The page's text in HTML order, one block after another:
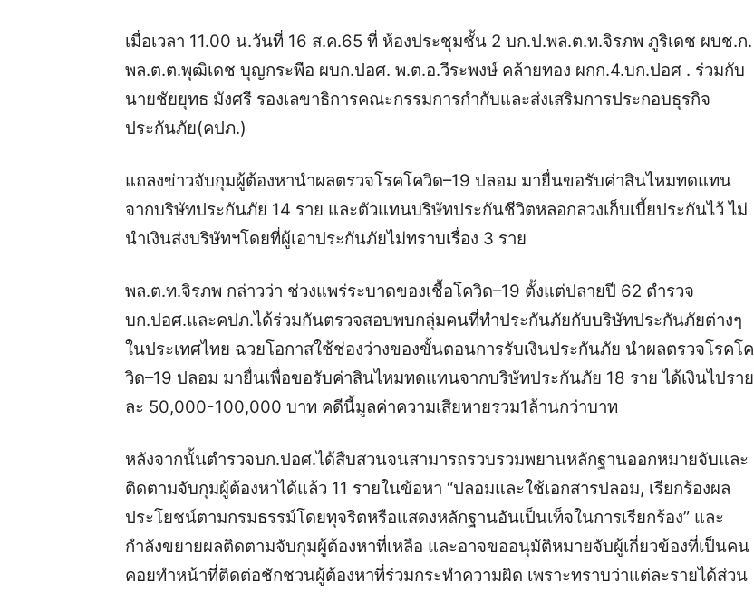
เมื่อเวลา 11.00 น.วันที่ 16 ส.ค.65 ที่ ห้องประชุมชั้น 2 บก.ป.พล.ต.ท.จิรภพ ภูริเดช ผบช.ก.
พล.ต.ต.พุฒิเดช บุญกระพือ ผบก.ปอศ. พ.ต.อ.วีระพงษ์ คล้ายทอง ผกก.4.บก.ปอศ . ร่วมกับ
นายชัยยุทธ มังศรี รองเลขาธิการคณะกรรมการกำกับและส่งเสริมการประกอบธุรกิจ
ประกันภัย(คปภ.)
แถลงข่าวจับกุมผู้ต้องหานำผลตรวจโรคโควิด–19 ปลอม มายื่นขอรับค่าสินไหมทดแทน
จากบริษัทประกันภัย 14 ราย และตัวแทนบริษัทประกันชีวิตหลอกลวงเก็บเบี้ยประกันไว้ ไม่
นำเงินส่งบริษัทฯโดยที่ผู้เอาประกันภัยไม่ทราบเรื่อง 3 ราย
พล.ต.ท.จิรภพ กล่าวว่า ช่วงแพร่ระบาดของเชื้อโควิด–19 ตั้งแต่ปลายปี 62 ตำรวจ
บก.ปอศ.และคปภ.ได้ร่วมกันตรวจสอบพบกลุ่มคนที่ทำประกันภัยกับบริษัทประกันภัยต่างๆ
ในประเทศไทย ฉวยโอกาสใช้ช่องว่างของขั้นตอนการรับเงินประกันภัย นำผลตรวจโรคโค
วิด–19 ปลอม มายื่นเพื่อขอรับค่าสินไหมทดแทนจากบริษัทประกันภัย 18 ราย ได้เงินไปราย
ละ 50,000-100,000 บาท คดีนี้มูลค่าความเสียหายรวม1ล้านกว่าบาท
หลังจากนั้นตำรวจบก.ปอศ.ได้สืบสวนจนสามารถรวบรวมพยานหลักฐานออกหมายจับและ
ติดตามจับกุมผู้ต้องหาได้แล้ว 11 รายในข้อหา “ปลอมและใช้เอกสารปลอม, เรียกร้องผล
ประโยชน์ตามกรมธรรม์โดยทุจริตหรือแสดงหลักฐานอันเป็นเท็จในการเรียกร้อง” และ
กำลังขยายผลติดตามจับกุมผู้ต้องหาที่เหลือ และอาจขออนุมัติหมายจับผู้เกี่ยวข้องที่เป็นคน
คอยทำหน้าที่ติดต่อชักชวนผู้ต้องหาที่ร่วมกระทำความผิด เพราะทราบว่าแต่ละรายได้ส่วน